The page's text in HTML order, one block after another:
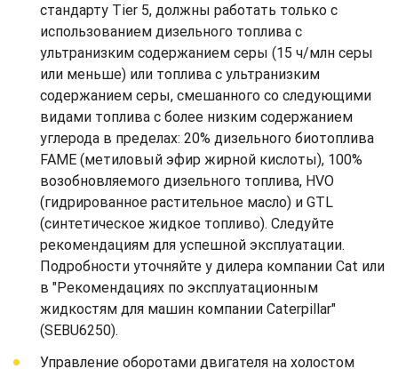
стандарту Tier 5, должны работать только с
использованием дизельного топлива с
ультранизким содержанием серы (15 ч/млн серы
или меньше) или топлива с ультранизким
содержанием серы, смешанного со следующими
видами топлива с более низким содержанием
углерода в пределах: 20% дизельного биотоплива
FAME (метиловый эфир жирной кислоты), 100%
возобновляемого дизельного топлива, HVO
(гидрированное растительное масло) и GTL
(синтетическое жидкое топливо). Следуйте
рекомендациям для успешной эксплуатации.
Подробности уточняйте у дилера компании Cat или
в "Рекомендациях по эксплуатационным
жидкостям для машин компании Caterpillar"
(SEBU6250).
Управление оборотами двигателя на холостом